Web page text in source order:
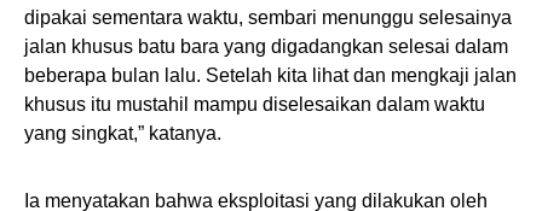
dipakai sementara waktu, sembari menunggu selesainya
jalan khusus batu bara yang digadangkan selesai dalam
beberapa bulan lalu. Setelah kita lihat dan mengkaji jalan
khusus itu mustahil mampu diselesaikan dalam waktu
yang singkat,” katanya.
Ia menyatakan bahwa eksploitasi yang dilakukan oleh